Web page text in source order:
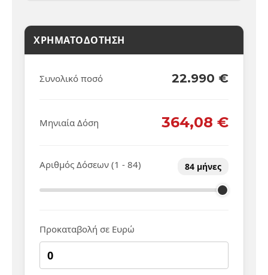
ΧΡΗΜΑΤΟΔΟΤΗΣΗ
Συνολικό ποσό 22.990 €
Μηνιαία Δόση 364,08 €
Αριθμός Δόσεων (1 - 84) 84 μήνες
Προκαταβολή σε Ευρώ